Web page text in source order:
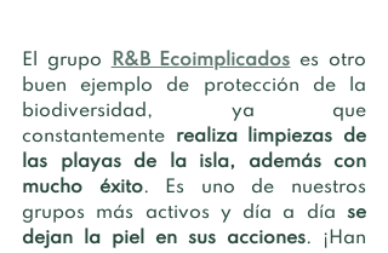
El grupo R&B Ecoimplicados es otro
buen ejemplo de protección de la
biodiversidad, ya que
constantemente realiza limpiezas de
las playas de la isla, además con
mucho éxito. Es uno de nuestros
grupos más activos y día a día se
dejan la piel en sus acciones. ¡Han